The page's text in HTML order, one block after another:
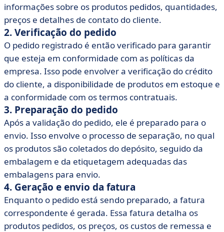
informações sobre os produtos pedidos, quantidades,
preços e detalhes de contato do cliente.
2. Verificação do pedido
O pedido registrado é então verificado para garantir
que esteja em conformidade com as políticas da
empresa. Isso pode envolver a verificação do crédito
do cliente, a disponibilidade de produtos em estoque e
a conformidade com os termos contratuais.
3. Preparação do pedido
Após a validação do pedido, ele é preparado para o
envio. Isso envolve o processo de separação, no qual
os produtos são coletados do depósito, seguido da
embalagem e da etiquetagem adequadas das
embalagens para envio.
4. Geração e envio da fatura
Enquanto o pedido está sendo preparado, a fatura
correspondente é gerada. Essa fatura detalha os
produtos pedidos, os preços, os custos de remessa e